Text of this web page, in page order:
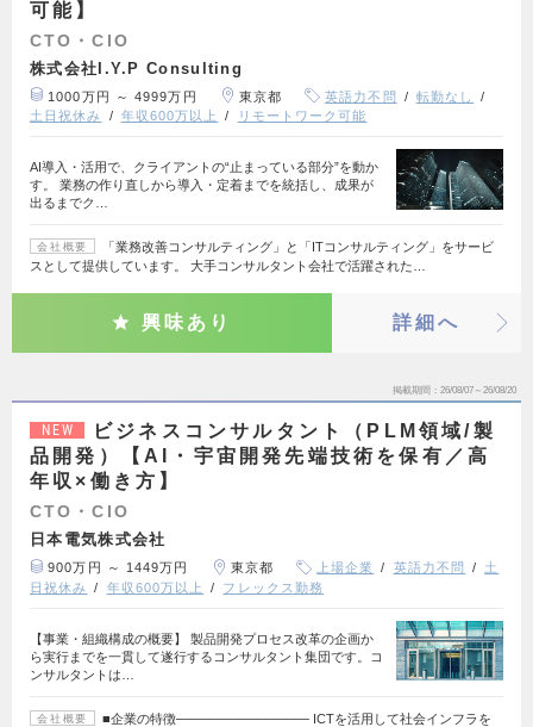
可能】
CTO・CIO
株式会社I.Y.P Consulting
1000万円 ～ 4999万円 東京都 英語力不問
転勤なし
土日祝休み
年収600万以上 リモートワーク可能
AI導入・活用で、クライアントの“止まっている部分”を動か
す。 業務の作り直しから導入・定着までを統括し、成果が
出るまでク…
会社概要
「業務改善コンサルティング」と「ITコンサルティング」をサービ
スとして提供しています。 大手コンサルタント会社で活躍された…
興味あり 詳細へ
掲載期間 26/08/07～26/08/20
NEW
ビジネスコンサルタント（PLM領域/製
品開発）【AI・宇宙開発先端技術を保有／高
年収×働き方】
CTO・CIO
日本電気株式会社
900万円 ～ 1449万円 東京都 上場企業 英語力不問
土
日祝休み
年収600万以上 フレックス勤務
【事業・組織構成の概要】 製品開発プロセス改革の企画か
ら実行までを一貫して遂行するコンサルタント集団です。コ
ンサルタントは…
会社概要
■企業の特徴────────────── ICTを活用して社会インフラを